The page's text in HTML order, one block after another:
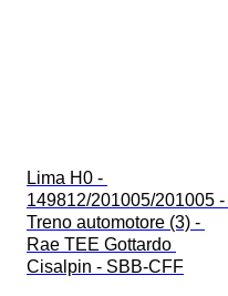
Lima H0 -
149812/201005/201005 -
Treno automotore (3) -
Rae TEE Gottardo
Cisalpin - SBB-CFF